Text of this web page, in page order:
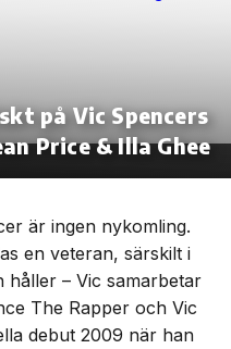
på Vic Spencers
Price & Illa Ghee
är ingen nykomling.
en veteran, särskilt i
håller – Vic samarbetar
The Rapper och Vic
debut 2009 när han